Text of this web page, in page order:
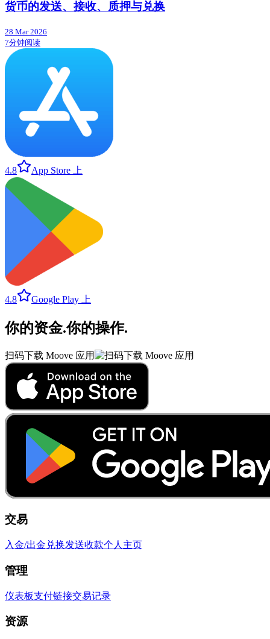
货币的发送、接收、质押与兑换
28 Mar 2026
7分钟阅读
4.8 App Store 上
4.8 Google Play 上
你的资金.你的操作.
扫码下载 Moove 应用
交易
入金/出金 兑换发送收款个人主页
管理
仪表板支付链接交易记录
资源